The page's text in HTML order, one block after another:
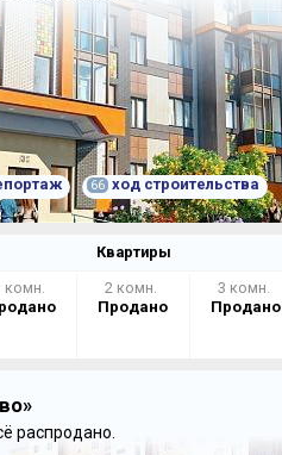
66 ход строительства
Квартиры
комн.
2 комн.
Продано
3 комн.
Продано
распродано.